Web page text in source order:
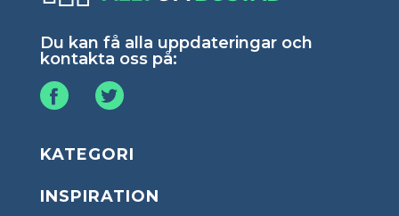
Du kan få alla uppdateringar och
kontakta oss på:
KATEGORI
INSPIRATION